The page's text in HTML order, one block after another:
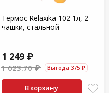
Термос Relaxika 102 1л, 2
чашки, стальной
1 249 ₽
1 623.70 ₽ Выгода 375 ₽
В корзину